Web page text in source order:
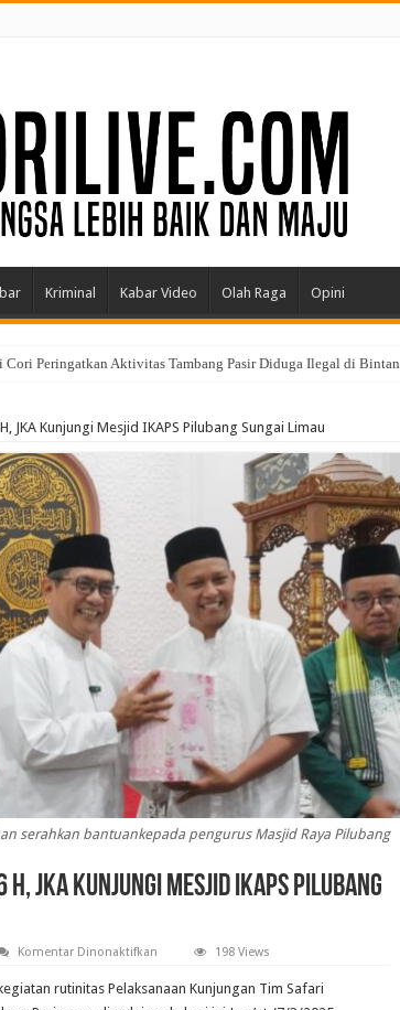
Kriminal Kabar Video Olah Raga Opini
Peringatkan Aktivitas Tambang Pasir Diduga Ilegal di Bintan
JKA Kunjungi Mesjid IKAPS Pilubang Sungai Limau
serahkan bantuankepada pengurus Masjid Raya Pilubang
JKA Kunjungi Mesjid IKAPS Pilubang
Komentar Dinonaktifkan
Ramadan
198 Views
rutinitas Pelaksanaan Kunjungan Tim Safari